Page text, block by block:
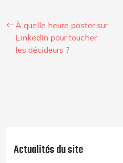
À quelle heure poster sur
LinkedIn pour toucher
les décideurs ?
Actualités du site